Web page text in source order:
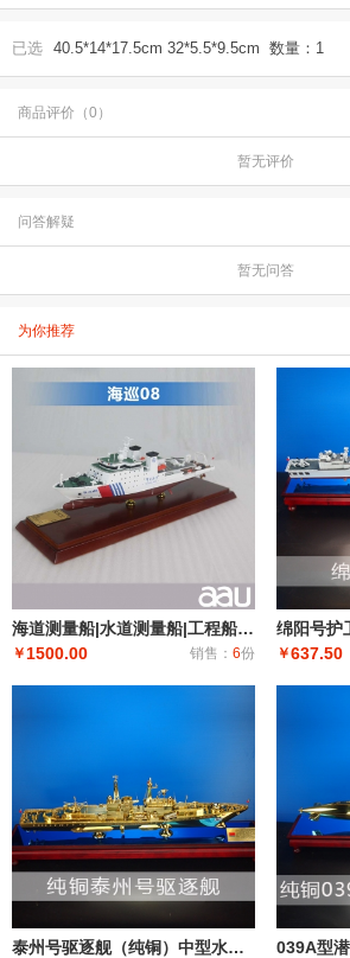
已选 40.5*14*17.5cm 32*5.5*9.5cm 数量：1
商品评价（0）
暂无评价
问答解疑
暂无问答
为你推荐
海道测量船|水道测量船|工程船布缆船|海巡08海道测量船模型工艺船航模纪念摆件展览收藏品送礼
￥1500.00 销售： 6份 ￥637.50
泰州号驱逐舰（纯铜）中型水面舰艇 军事海军舰艇模型 工艺船航模纪念摆件展览收藏品送